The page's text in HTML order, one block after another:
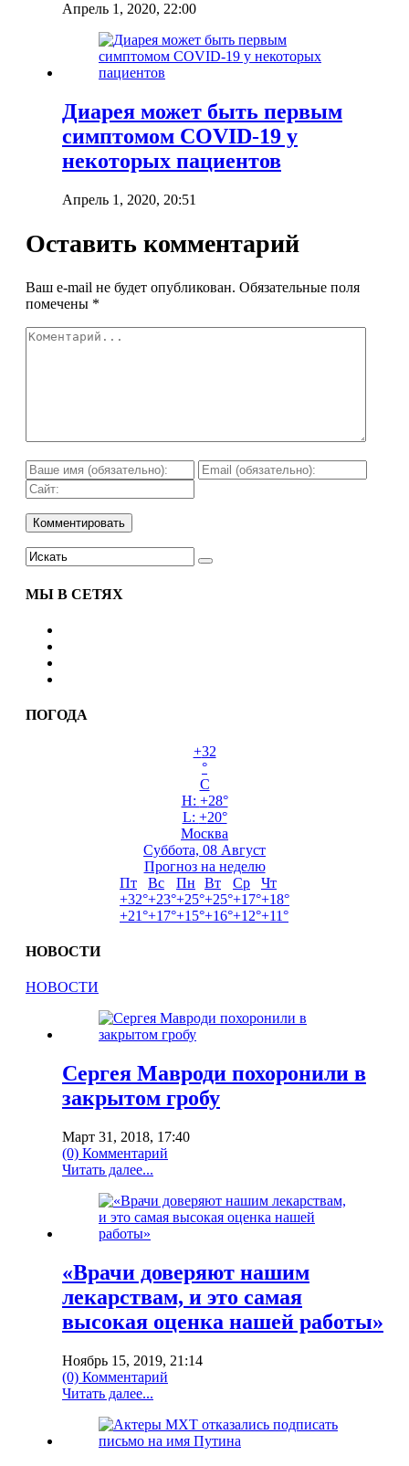
Апрель 1, 2020, 22:00
Диарея может быть первым
симптомом COVID-19 у
некоторых пациентов
Апрель 1, 2020, 20:51
Оставить комментарий
Ваш e-mail не будет опубликован. Обязательные поля
помечены *
МЫ В СЕТЯХ
ПОГОДА
+32
°
C
H: +28°
L: +20°
Москва
Суббота, 08 Август
Прогноз на неделю
Пт
Вс Пн Вт Ср
Чт
+32°+23°+25°+25°+17°+18°
+21°+17°+15°+16°+12°+11°
НОВОСТИ
НОВОСТИ
Сергея Мавроди похоронили в
закрытом гробу
Март 31, 2018, 17:40
(0) Комментарий
Читать далее...
«Врачи доверяют нашим
лекарствам, и это самая
высокая оценка нашей работы»
Ноябрь 15, 2019, 21:14
(0) Комментарий
Читать далее...